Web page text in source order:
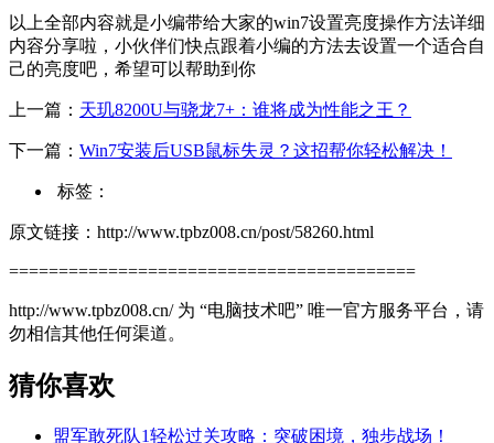
以上全部内容就是小编带给大家的win7设置亮度操作方法详细
内容分享啦，小伙伴们快点跟着小编的方法去设置一个适合自
己的亮度吧，希望可以帮助到你
上一篇： 天玑8200U与骁龙7+：谁将成为性能之王？
下一篇： Win7安装后USB鼠标失灵？这招帮你轻松解决！
标签：
原文链接：http://www.tpbz008.cn/post/58260.html
=========================================
http://www.tpbz008.cn/ 为 “电脑技术吧” 唯一官方服务平台，请
勿相信其他任何渠道。
猜你喜欢
盟军敢死队1轻松过关攻略：突破困境，独步战场！